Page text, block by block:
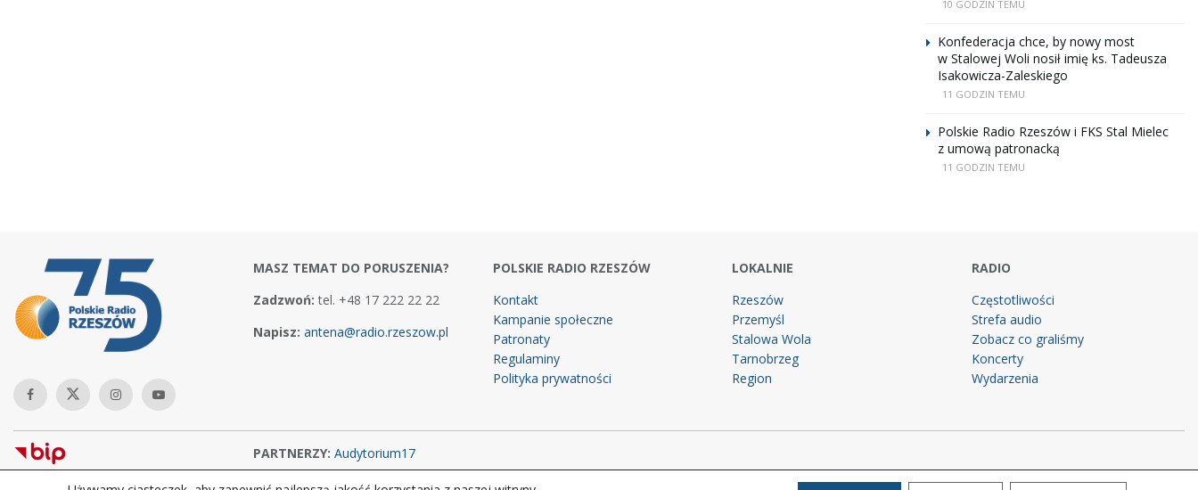
10 GODZIN TEMU
Konfederacja chce, by nowy most
w Stalowej Woli nosił imię ks. Tadeusza
Isakowicza-Zaleskiego
11 GODZIN TEMU
Polskie Radio Rzeszów i FKS Stal Mielec
z umową patronacką
11 GODZIN TEMU
MASZ TEMAT DO PORUSZENIA?
Zadzwoń: tel. +48 17 222 22 22
Napisz: antena@radio.rzeszow.pl
POLSKIE RADIO RZESZÓW
Kontakt
Kampanie społeczne
Patronaty
Regulaminy
Polityka prywatności
LOKALNIE
Rzeszów
Przemyśl
Stalowa Wola
Tarnobrzeg
Region
RADIO
Częstotliwości
Strefa audio
Zobacz co graliśmy
Koncerty
Wydarzenia
PARTNERZY: Audytorium17